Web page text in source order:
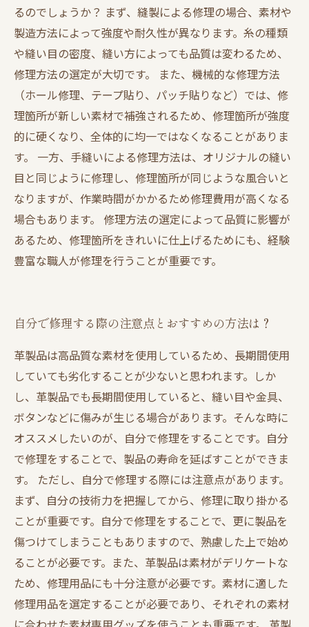
るのでしょうか？ まず、縫製による修理の場合、素材や
製造方法によって強度や耐久性が異なります。糸の種類
や縫い目の密度、縫い方によっても品質は変わるため、
修理方法の選定が大切です。 また、機械的な修理方法
（ホール修理、テープ貼り、パッチ貼りなど）では、修
理箇所が新しい素材で補強されるため、修理箇所が強度
的に硬くなり、全体的に均一ではなくなることがありま
す。 一方、手縫いによる修理方法は、オリジナルの縫い
目と同じように修理し、修理箇所が同じような風合いと
なりますが、作業時間がかかるため修理費用が高くなる
場合もあります。 修理方法の選定によって品質に影響が
あるため、修理箇所をきれいに仕上げるためにも、経験
豊富な職人が修理を行うことが重要です。
自分で修理する際の注意点とおすすめの方法は？
革製品は高品質な素材を使用しているため、長期間使用
していても劣化することが少ないと思われます。しか
し、革製品でも長期間使用していると、縫い目や金具、
ボタンなどに傷みが生じる場合があります。そんな時に
オススメしたいのが、自分で修理をすることです。自分
で修理をすることで、製品の寿命を延ばすことができま
す。 ただし、自分で修理する際には注意点があります。
まず、自分の技術力を把握してから、修理に取り掛かる
ことが重要です。自分で修理をすることで、更に製品を
傷つけてしまうこともありますので、熟慮した上で始め
ることが必要です。また、革製品は素材がデリケートな
ため、修理用品にも十分注意が必要です。素材に適した
修理用品を選定することが必要であり、それぞれの素材